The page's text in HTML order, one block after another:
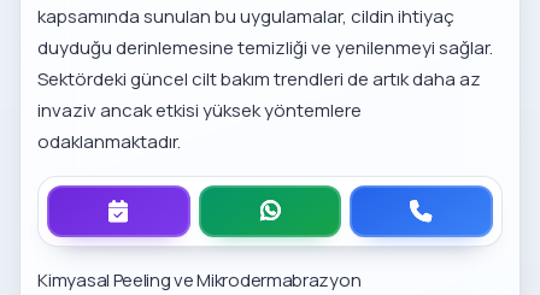
kapsamında sunulan bu uygulamalar, cildin ihtiyaç
duyduğu derinlemesine temizliği ve yenilenmeyi sağlar.
Sektördekigüncel cilt bakım trendleride artık daha az
invaziv ancak etkisi yüksek yöntemlere
odaklanmaktadır.
Kimyasal Peeling ve Mikrodermabrazyon